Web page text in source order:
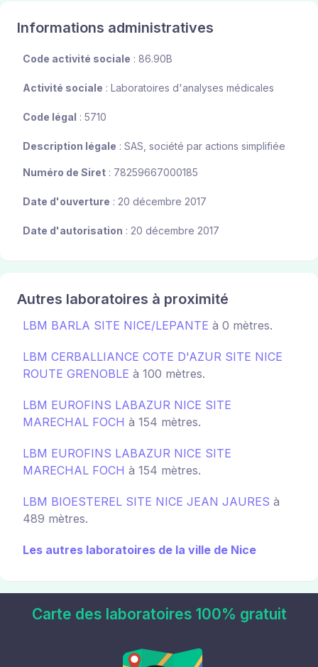
Informations administratives
Code activité sociale : 86.90B
Activité sociale : Laboratoires d'analyses médicales
Code légal : 5710
Description légale : SAS, société par actions simplifiée
Numéro de Siret : 78259667000185
Date d'ouverture : 20 décembre 2017
Date d'autorisation : 20 décembre 2017
Autres laboratoires à proximité
LBM BARLA SITE NICE/LEPANTE à 0 mètres.
LBM CERBALLIANCE COTE D'AZUR SITE NICE
ROUTE GRENOBLE à 100 mètres.
LBM EUROFINS LABAZUR NICE SITE
MARECHAL FOCH à 154 mètres.
LBM EUROFINS LABAZUR NICE SITE
MARECHAL FOCH à 154 mètres.
LBM BIOESTEREL SITE NICE JEAN JAURES à
489 mètres.
Les autres laboratoires de la ville de Nice
Carte des laboratoires 100% gratuit